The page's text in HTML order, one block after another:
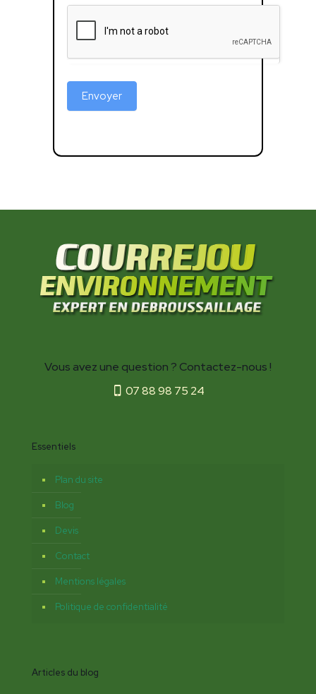
Envoyer
Vous avez une question ? Contactez-nous !
07 88 98 75 24
Essentiels
Plan du site
Blog
Devis
Contact
Mentions légales
Politique de confidentialité
Articles du blog